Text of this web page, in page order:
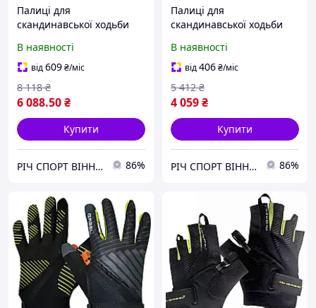
Палиці для
скандинавської ходьби
SUPERLIGHT neonred-
nat.carb-n.yell
В наявності
від609₴/міс
6 088.50₴
8 118 ₴
Купити
РІЧ СПОРТ ВІННИЦЯ 86%
Палиці для
скандинавської ходьби
darkanthr-neonyellow-
white
В наявності
від406₴/міс
4 059₴
5 412 ₴
Купити
РІЧ СПОРТ ВІННИЦЯ 86%